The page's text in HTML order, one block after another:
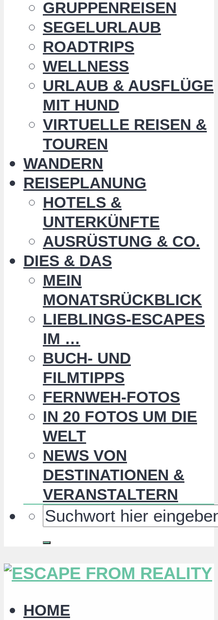
GRUPPENREISEN
SEGELURLAUB
ROADTRIPS
WELLNESS
URLAUB & AUSFLÜGE
MIT HUND
VIRTUELLE REISEN &
TOUREN
WANDERN
REISEPLANUNG
HOTELS &
UNTERKÜNFTE
AUSRÜSTUNG & CO.
DIES & DAS
MEIN
MONATSRÜCKBLICK
LIEBLINGS-ESCAPES
IM …
BUCH- UND
FILMTIPPS
FERNWEH-FOTOS
IN 20 FOTOS UM DIE
WELT
NEWS VON
DESTINATIONEN &
VERANSTALTERN
HOME